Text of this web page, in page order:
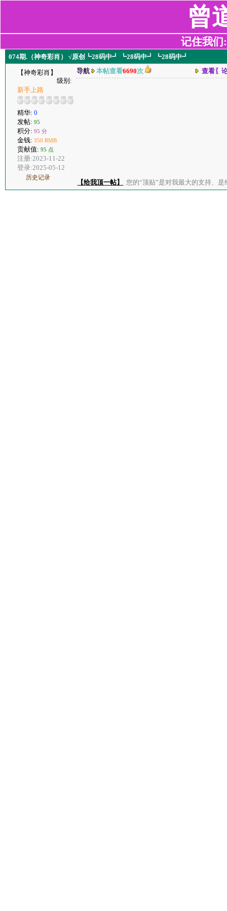
曾
记住我们
074期.（神奇彩肖） √原创┗28码中┛ ┗28码中┛ ┗28码中┛
【神奇彩肖】
级别:
新手上路
精华: 0
发帖: 95
积分: 95 分
金钱: 350 RMB
贡献值: 95 点
注册:2023-11-22
登录:2025-05-12
历史记录
导航 本帖查看6690次 查看〖
【给我顶一帖】 您的“顶贴”是对我最大的支持、